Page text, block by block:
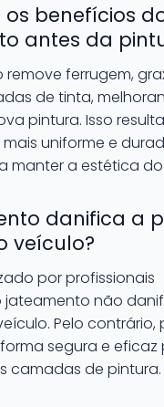
os benefícios
antes da
ferrugem,
de tinta,
pintura. Isso
uniforme e
manter a estética
danifica a
veículo?
por profissionais
jateamento não
Pelo contrário,
segura e eficaz
camadas de pintura.